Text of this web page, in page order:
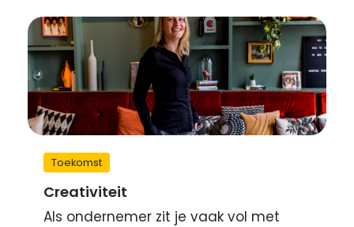
Toekomst
Creativiteit
Als ondernemer zit je vaak vol met